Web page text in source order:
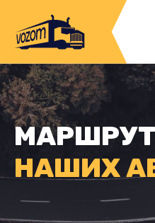
НАШИХ